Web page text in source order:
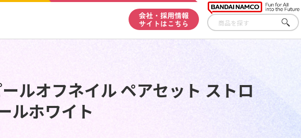
会社・採用情報
サイトはこちら
さが
す
ルオフネイル ペアセット ストロ
ルホワイト